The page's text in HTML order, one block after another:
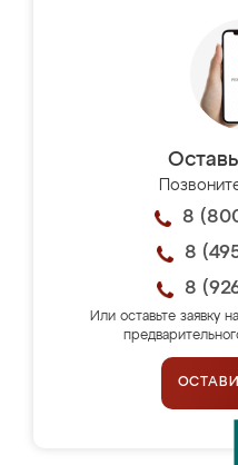
8
8
8
Или оставьте заявку